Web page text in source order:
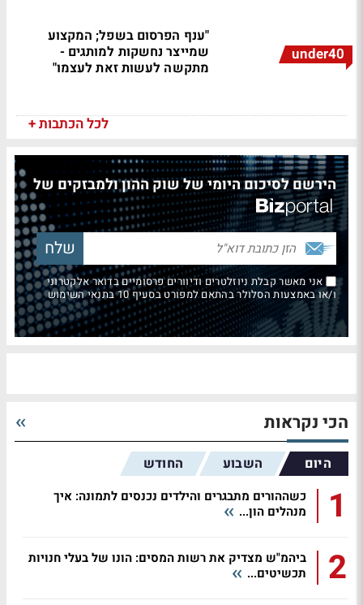
under40
"ענף הפרסום בשפל; המקצוע
שמייצר נחשקות למותגים -
מתקשה לעשות זאת לעצמו"
לכל הכתבות +
הירשם לסיכום היומי של שוק ההון ולמבזקים של
אני מאשר קבלת ניוזלטרים ודיוורים פרסומיים בדואר אלקטרוני
ו/או באמצעות הסלולר בהתאם למפורט בסעיף 10 בתנאי השימוש
הכי נקראות
היום השבוע החודש
1
כשההורים מתבגרים והילדים נכנסים לתמונה: איך
מנהלים הון...
2
ביהמ"ש מצדיק את רשות המסים: הונו של בעלי חנויות
תכשיטים...